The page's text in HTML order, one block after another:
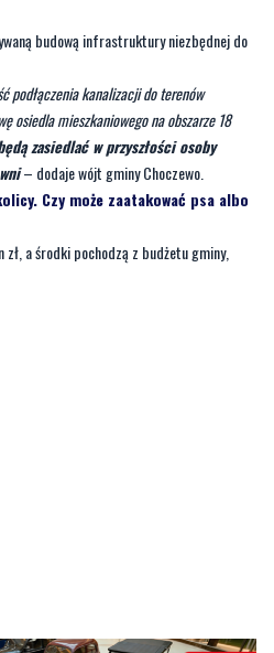
budową infrastruktury niezbędnej do
podłączenia kanalizacji do terenów
osiedla mieszkaniowego na obszarze 18
zasiedlać w przyszłości osoby
– dodaje wójt gminy Choczewo.
Czy może zaatakować psa albo
a środki pochodzą z budżetu gminy,